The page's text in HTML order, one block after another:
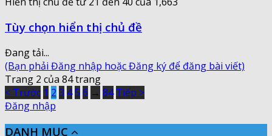
Tùy chọn hiển thị chủ đề
Đang tải...
(Bạn phải Đăng nhập hoặc Đăng ký để đăng bài viết)
Trang 2 của 84 trang
< Trước 1 2 3 45 6 → 84 Tiếp >
Đăng nhập
DANH MỤC